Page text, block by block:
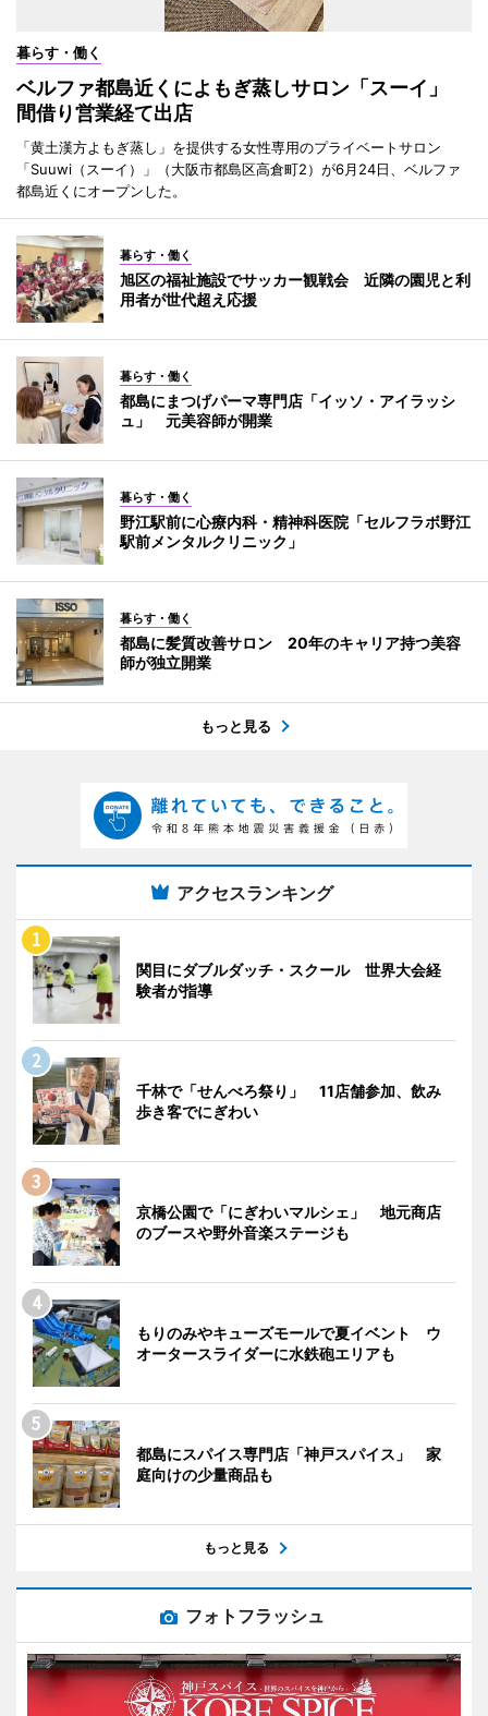
暮らす・働く
ベルファ都島近くによもぎ蒸しサロン「スーイ」
間借り営業経て出店
「黄土漢方よもぎ蒸し」を提供する女性専用のプライベートサロン
「Suuwi（スーイ）」（大阪市都島区高倉町2）が6月24日、ベルファ
都島近くにオープンした。
暮らす・働く
旭区の福祉施設でサッカー観戦会 近隣の園児と利
用者が世代超え応援
暮らす・働く
都島にまつげパーマ専門店「イッソ・アイラッシ
ュ」 元美容師が開業
暮らす・働く
野江駅前に心療内科・精神科医院「セルフラボ野江
駅前メンタルクリニック」
暮らす・働く
都島に髪質改善サロン 20年のキャリア持つ美容
師が独立開業
もっと見る
アクセスランキング
関目にダブルダッチ・スクール 世界大会経
験者が指導
千林で「せんべろ祭り」 11店舗参加、飲み
歩き客でにぎわい
京橋公園で「にぎわいマルシェ」 地元商店
のブースや野外音楽ステージも
もりのみやキューズモールで夏イベント ウ
オータースライダーに水鉄砲エリアも
都島にスパイス専門店「神戸スパイス」 家
庭向けの少量商品も
もっと見る
フォトフラッシュ